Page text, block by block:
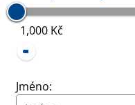
1,000 Kč
Jméno: